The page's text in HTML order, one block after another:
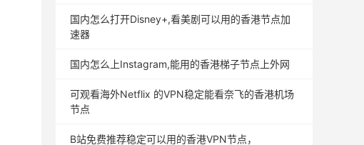
国内怎么打开Disney+,看美剧可以用的香港节点加
速器
国内怎么上Instagram,能用的香港梯子节点上外网
可观看海外Netflix 的VPN稳定能看奈飞的香港机场
节点
B站免费推荐稳定可以用的香港VPN节点，